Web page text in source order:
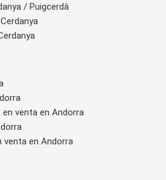
/ Puigcerdà
venta en Andorra
venta en Andorra